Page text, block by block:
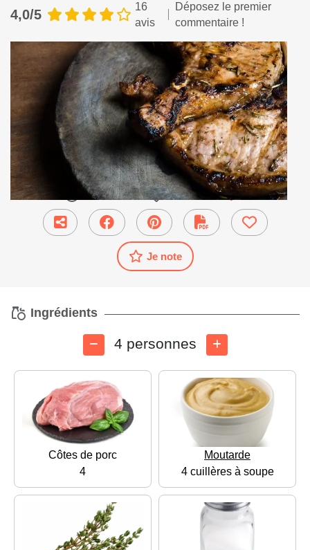
4,0/5
16
avis
Déposez le premier
commentaire !
45 min ● Plat Principal
Je note
Ingrédients
4 personnes
Côtes de porc
4
Moutarde
4 cuillères à soupe